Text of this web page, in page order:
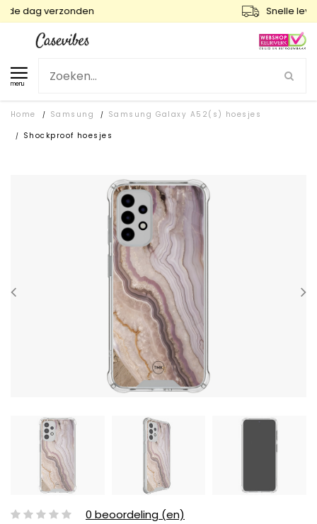
menu
Home / Samsung / Samsung Galaxy A52(s) hoesjes
/ Shockproof hoesjes
0 beoordeling (en)